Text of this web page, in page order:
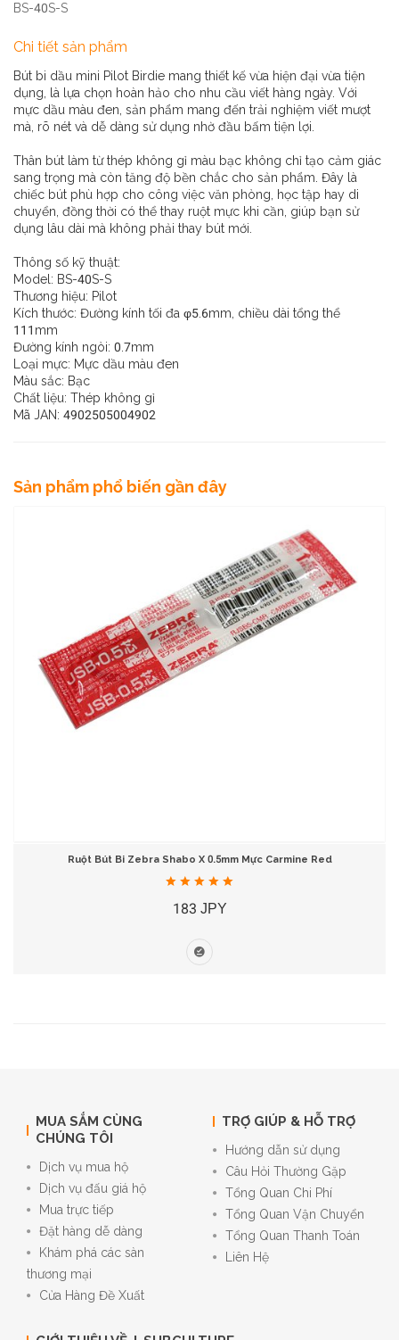
BS-40S-S
Chi tiết sản phẩm
Bút bi dầu mini Pilot Birdie mang thiết kế vừa hiện đại vừa tiện
dụng, là lựa chọn hoàn hảo cho nhu cầu viết hàng ngày. Với
mực dầu màu đen, sản phẩm mang đến trải nghiệm viết mượt
mà, rõ nét và dễ dàng sử dụng nhờ đầu bấm tiện lợi.
Thân bút làm từ thép không gỉ màu bạc không chỉ tạo cảm giác
sang trọng mà còn tăng độ bền chắc cho sản phẩm. Đây là
chiếc bút phù hợp cho công việc văn phòng, học tập hay di
chuyển, đồng thời có thể thay ruột mực khi cần, giúp bạn sử
dụng lâu dài mà không phải thay bút mới.
Thông số kỹ thuật:
Model: BS-40S-S
Thương hiệu: Pilot
Kích thước: Đường kính tối đa φ5.6mm, chiều dài tổng thể
111mm
Đường kính ngòi: 0.7mm
Loại mực: Mực dầu màu đen
Màu sắc: Bạc
Chất liệu: Thép không gỉ
Mã JAN: 4902505004902
Sản phẩm phổ biến gần đây
Ruột Bút Bi Zebra Shabo X 0.5mm Mực Carmine Red
183 JPY
MUA SẮM CÙNG
CHÚNG TÔI
Dịch vụ mua hộ
Dịch vụ đấu giá hộ
Mua trực tiếp
Đặt hàng dễ dàng
Khám phá các sàn
thương mại
Cửa Hàng Đề Xuất
TRỢ GIÚP & HỖ TRỢ
Hướng dẫn sử dụng
Câu Hỏi Thường Gặp
Tổng Quan Chi Phí
Tổng Quan Vận Chuyển
Tổng Quan Thanh Toán
Liên Hệ